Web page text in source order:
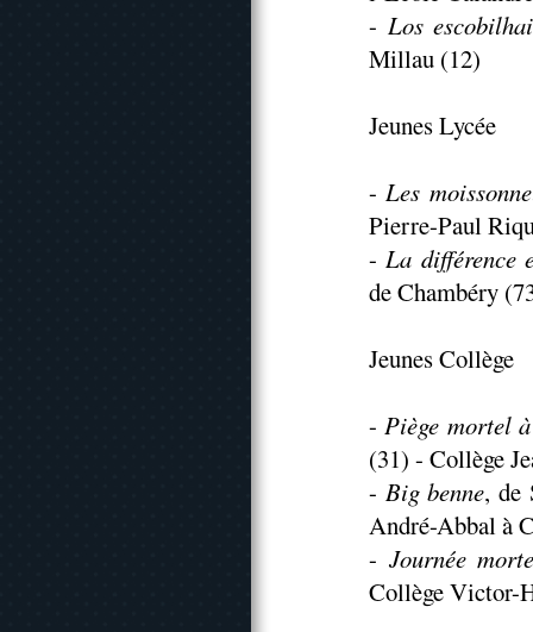
- Los
Millau (12)
Jeunes Lycée
-Les
Pierre-Paul
-La différence
de Chambéry
Jeunes Collège
-Piège mortel
(31) - Collège
- Big benne, de
André-Abbal à
- Journée
Collège Victor-